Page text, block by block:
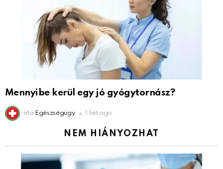
Mennyibe kerül egy jó gyógytornász?
írta Egészségügy 1 hét ago
NEM HIÁNYOZHAT